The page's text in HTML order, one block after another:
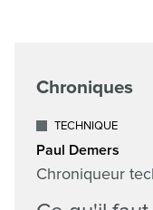
Chroniques
TECHNIQUE
Paul Demers
Chroniqueur